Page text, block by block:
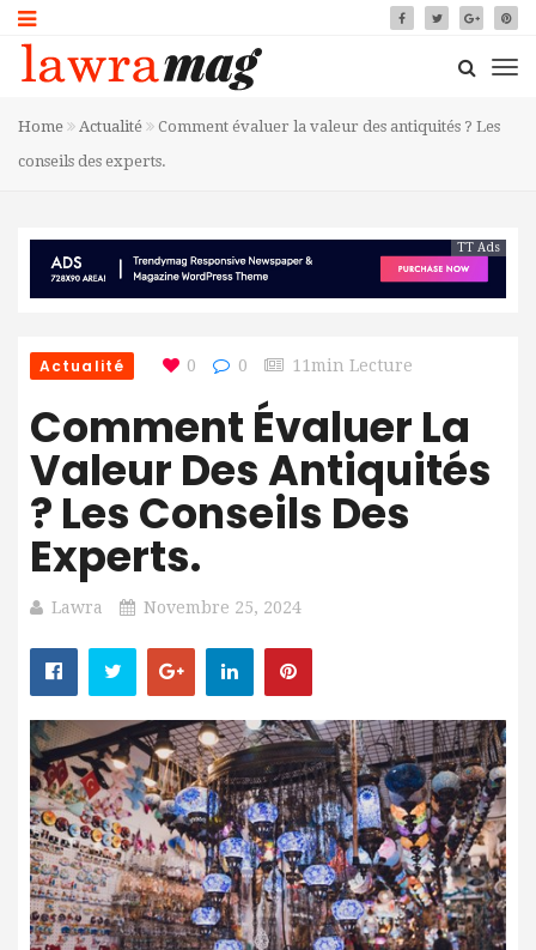
Home Actualité
Comment évaluer la valeur des antiquités ? Les
conseils des experts.
TT Ads
Actualité 0 0 11min Lecture
Comment Évaluer La
Valeur Des Antiquités
? Les Conseils Des
Experts.
Lawra Novembre 25, 2024